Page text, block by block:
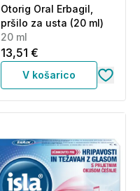
Otorig Oral Erbagil,
pršilo za usta (20 ml)
20 ml
13,51 €
V košarico